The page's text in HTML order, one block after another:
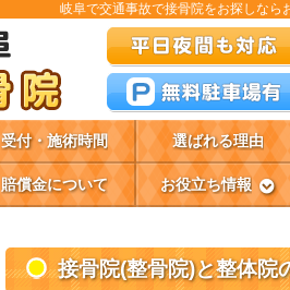
岐阜で交通事故で接骨院をお探しなら
受付・施術時間 選ばれる理由
賠償金について お役立ち情報
接骨院(整骨院)と整体院